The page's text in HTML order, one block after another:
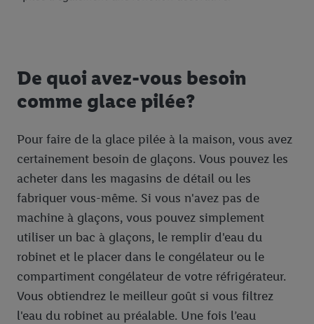
De quoi avez-vous besoin
comme glace pilée?
Pour faire de la glace pilée à la maison, vous avez
certainement besoin de glaçons. Vous pouvez les
acheter dans les magasins de détail ou les
fabriquer vous-même. Si vous n'avez pas de
machine à glaçons, vous pouvez simplement
utiliser un bac à glaçons, le remplir d'eau du
robinet et le placer dans le congélateur ou le
compartiment congélateur de votre réfrigérateur.
Vous obtiendrez le meilleur goût si vous filtrez
l'eau du robinet au préalable. Une fois l’eau